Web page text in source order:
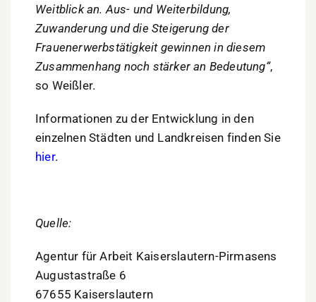
Weitblick an. Aus- und Weiterbildung,
Zuwanderung und die Steigerung der
Frauenerwerbstätigkeit gewinnen in diesem
Zusammenhang noch stärker an Bedeutung“,
so Weißler.
Informationen zu der Entwicklung in den
einzelnen Städten und Landkreisen finden Sie
hier.
Quelle:
Agentur für Arbeit Kaiserslautern-Pirmasens
Augustastraße 6
67655 Kaiserslautern